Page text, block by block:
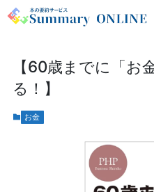
【60歳までに「お
る！】
お金